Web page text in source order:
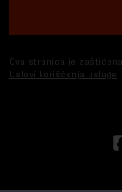
Ova stranica je
Uslovi korišćenja usluge